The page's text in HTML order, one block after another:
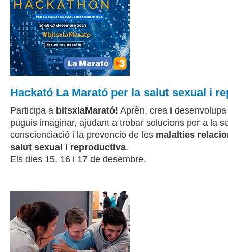
Hackató La Marató per la salut sexual i
Participa a bitsxlaMarató! Aprèn, crea i
puguis imaginar, ajudant a trobar solucions per a la
conscienciació i la prevenció de les malalties
salut sexual i reproductiva.
Els dies 15, 16 i 17 de desembre.